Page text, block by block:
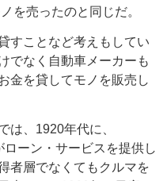
を売ったのと同じだ。
ことなど考えもしてい
でなく自動車メーカーも
金を貸してモノを販売し
、1920年代に、
ーン・サービスを提供し
者層でなくてもクルマを